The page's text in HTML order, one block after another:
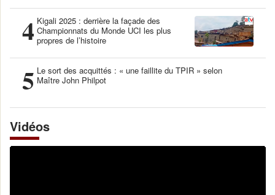
4 Kigali 2025 : derrière la façade des
Championnats du Monde UCI les plus
propres de l’histoire
5 Le sort des acquittés : « une faillite du TPIR » selon
Maître John Philpot
Vidéos